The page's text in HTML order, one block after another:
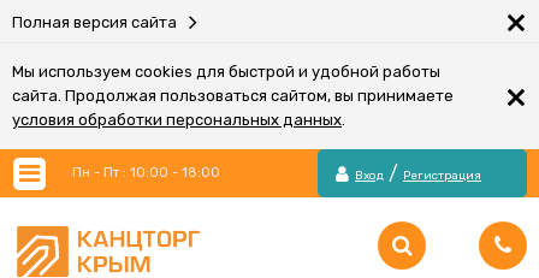
Полная версия сайта ×
Мы используем cookies для быстрой и удобной работы
сайта. Продолжая пользоваться сайтом, вы принимаете
условия обработки персональных данных.
×
Пн - Пт : 10:00 - 18:00 Вход / Регистрация